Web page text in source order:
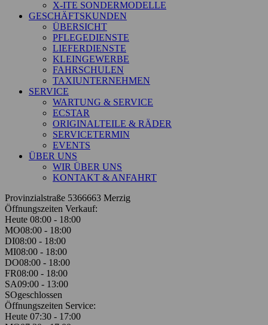
X-ITE SONDERMODELLE
GESCHÄFTSKUNDEN
ÜBERSICHT
PFLEGEDIENSTE
LIEFERDIENSTE
KLEINGEWERBE
FAHRSCHULEN
TAXIUNTERNEHMEN
SERVICE
WARTUNG & SERVICE
ECSTAR
ORIGINALTEILE & RÄDER
SERVICETERMIN
EVENTS
ÜBER UNS
WIR ÜBER UNS
KONTAKT & ANFAHRT
Provinzialstraße 5366663 Merzig
Öffnungszeiten Verkauf:
Heute 08:00 - 18:00
MO08:00 - 18:00
DI08:00 - 18:00
MI08:00 - 18:00
DO08:00 - 18:00
FR08:00 - 18:00
SA09:00 - 13:00
SOgeschlossen
Öffnungszeiten Service:
Heute 07:30 - 17:00